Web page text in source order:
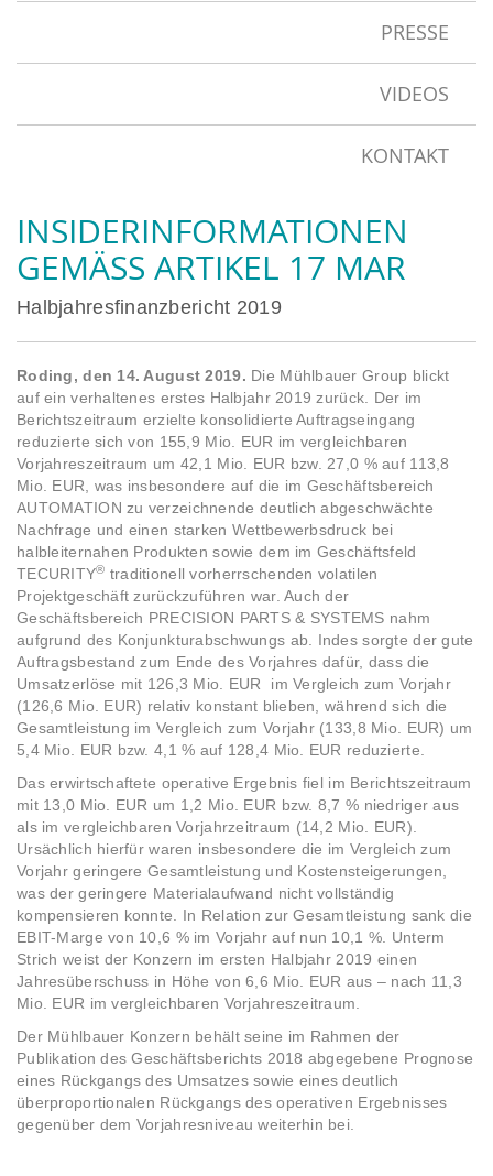
PRESSE
VIDEOS
KONTAKT
INSIDERINFORMATIONEN
GEMÄSS ARTIKEL 17 MAR
Halbjahresfinanzbericht 2019
Roding, den 14. August 2019. Die Mühlbauer Group blickt
auf ein verhaltenes erstes Halbjahr 2019 zurück. Der im
Berichtszeitraum erzielte konsolidierte Auftragseingang
reduzierte sich von 155,9 Mio. EUR im vergleichbaren
Vorjahreszeitraum um 42,1 Mio. EUR bzw. 27,0 % auf 113,8
Mio. EUR, was insbesondere auf die im Geschäftsbereich
AUTOMATION zu verzeichnende deutlich abgeschwächte
Nachfrage und einen starken Wettbewerbsdruck bei
halbleiternahen Produkten sowie dem im Geschäftsfeld
TECURITY® traditionell vorherrschenden volatilen
Projektgeschäft zurückzuführen war. Auch der
Geschäftsbereich PRECISION PARTS & SYSTEMS nahm
aufgrund des Konjunkturabschwungs ab. Indes sorgte der gute
Auftragsbestand zum Ende des Vorjahres dafür, dass die
Umsatzerlöse mit 126,3 Mio. EUR im Vergleich zum Vorjahr
(126,6 Mio. EUR) relativ konstant blieben, während sich die
Gesamtleistung im Vergleich zum Vorjahr (133,8 Mio. EUR) um
5,4 Mio. EUR bzw. 4,1 % auf 128,4 Mio. EUR reduzierte.
Das erwirtschaftete operative Ergebnis fiel im Berichtszeitraum
mit 13,0 Mio. EUR um 1,2 Mio. EUR bzw. 8,7 % niedriger aus
als im vergleichbaren Vorjahrzeitraum (14,2 Mio. EUR).
Ursächlich hierfür waren insbesondere die im Vergleich zum
Vorjahr geringere Gesamtleistung und Kostensteigerungen,
was der geringere Materialaufwand nicht vollständig
kompensieren konnte. In Relation zur Gesamtleistung sank die
EBIT-Marge von 10,6 % im Vorjahr auf nun 10,1 %. Unterm
Strich weist der Konzern im ersten Halbjahr 2019 einen
Jahresüberschuss in Höhe von 6,6 Mio. EUR aus – nach 11,3
Mio. EUR im vergleichbaren Vorjahreszeitraum.
Der Mühlbauer Konzern behält seine im Rahmen der
Publikation des Geschäftsberichts 2018 abgegebene Prognose
eines Rückgangs des Umsatzes sowie eines deutlich
überproportionalen Rückgangs des operativen Ergebnisses
gegenüber dem Vorjahresniveau weiterhin bei.